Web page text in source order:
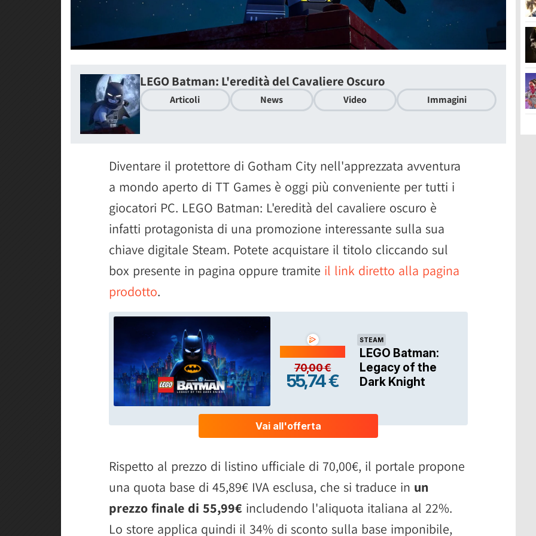
LEGO Batman: L'eredità del Cavaliere Oscuro
Articoli News Video Immagini
Diventare il protettore di Gotham City nell'apprezzata avventura
a mondo aperto di TT Games è oggi più conveniente per tutti i
giocatori PC. LEGO Batman: L'eredità del cavaliere oscuro è
infatti protagonista di una promozione interessante sulla sua
chiave digitale Steam. Potete acquistare il titolo cliccando sul
box presente in pagina oppure tramite il link diretto alla pagina
prodotto.
Rispetto al prezzo di listino ufficiale di 70,00€, il portale propone
una quota base di 45,89€ IVA esclusa, che si traduce in un
prezzo finale di 55,99€ includendo l'aliquota italiana al 22%.
Lo store applica quindi il 34% di sconto sulla base imponibile,